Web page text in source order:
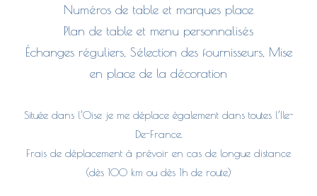
Numéros de table et marques place
Plan de table et menu personnalisés
Échanges réguliers, Sélection des fournisseurs, Mise
en place de la décoration
Située dans l’Oise je me déplace également dans toutes l’Ile-
De-France.
Frais de déplacement à prévoir en cas de longue distance
(dès 100 km ou dès 1h de route)